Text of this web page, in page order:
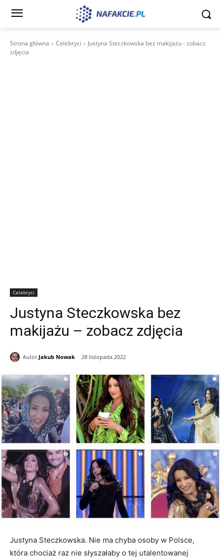
Strona główna Celebryci
Justyna Steczkowska bez makijażu - zobacz
zdjęcia
Celebryci
Justyna Steczkowska bez
makijażu – zobacz zdjęcia
Autor Jakub Nowak 28 listopada 2022
Justyna Steczkowska. Nie ma chyba osoby w Polsce,
która chociaż raz nie słyszałaby o tej utalentowanej